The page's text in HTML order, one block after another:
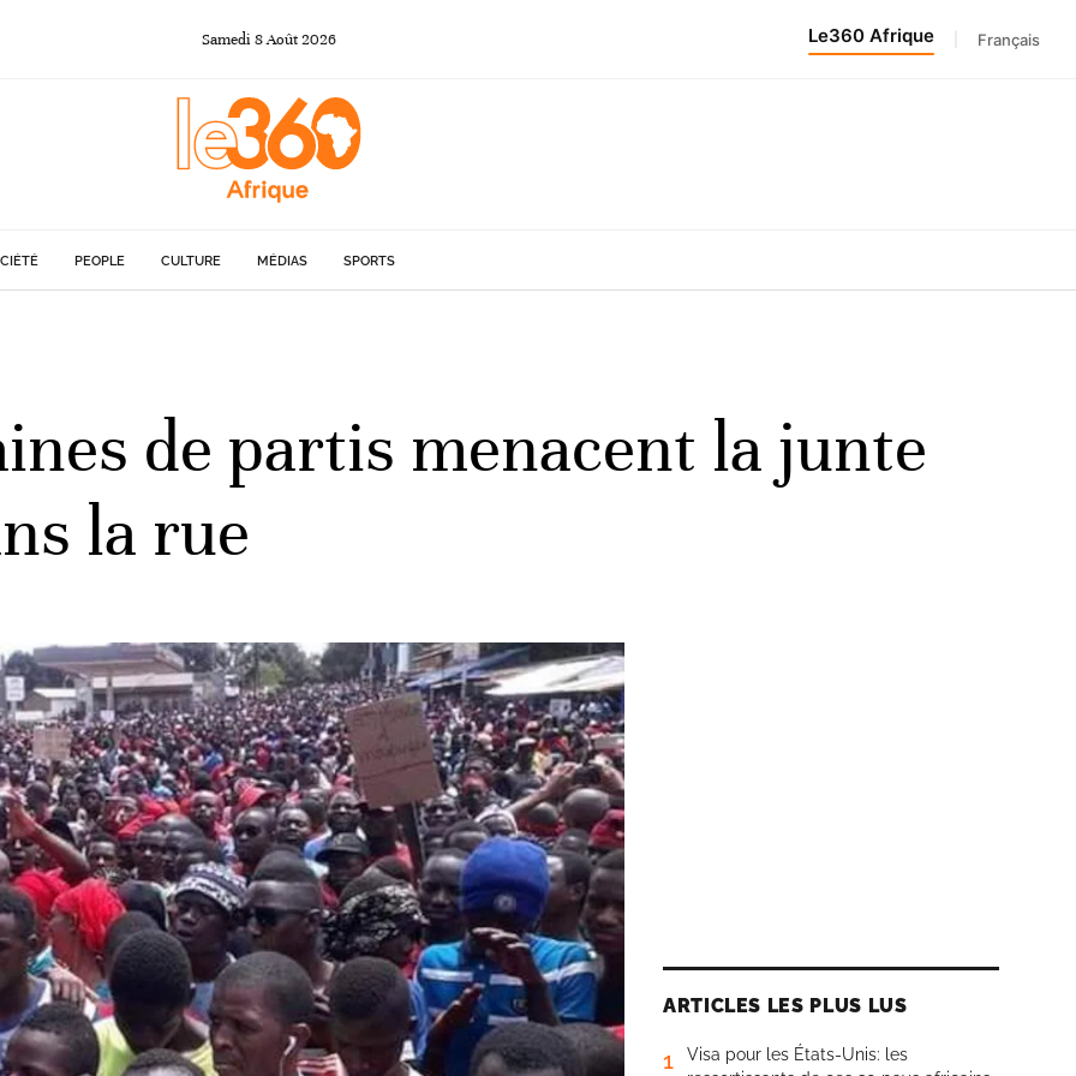
Samedi 8Août2026 Le360 Afrique Français
PEOPLE CULTURE MÉDIAS SPORTS
de partis menacent la junte
la rue
ARTICLES LES PLUS LUS
1
Visa pour les États-Unis: les